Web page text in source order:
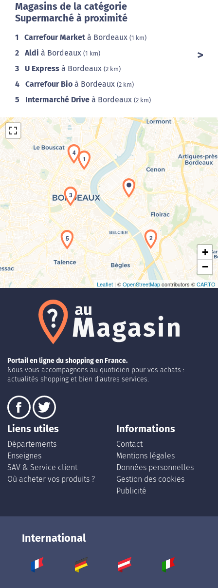
Magasins de la catégorie
Supermarché à proximité
1 Carrefour Market à Bordeaux (1 km)
2 Aldi à Bordeaux (1 km)
3 U Express à Bordeaux (2 km)
4 Carrefour Bio à Bordeaux (2 km)
5 Intermarché Drive à Bordeaux (2 km)
Chargement de la carte en cours...
1
2
3
4
5
+
−
Leaflet | ©OpenStreetMapcontributors ©CARTO
Portail en ligne du shopping en France.
Nous vous accompagnons au quotidien pour vos achats :
actualités shopping et bien d’autres services.
Liens utiles
Départements
Enseignes
SAV & Service client
Où acheter vos produits ?
Informations
Contact
Mentions légales
Données personnelles
Gestion des cookies
Publicité
International